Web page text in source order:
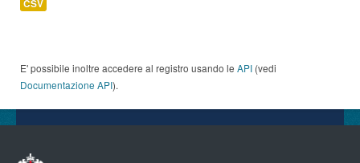
CSV
E' possibile inoltre accedere al registro usando le API (vedi
Documentazione API).